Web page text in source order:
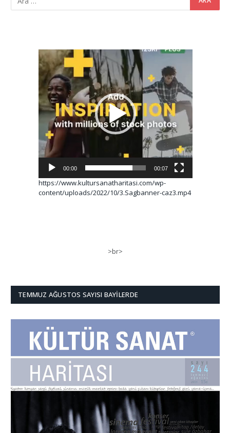
Video
oynatıcı
00:00 00:07
https://www.kultursanatharitasi.com/wp-
content/uploads/2022/10/3.Sagbanner-caz3.mp4
>br>
TEMMUZ AĞUSTOS SAYISI BAYILERDE